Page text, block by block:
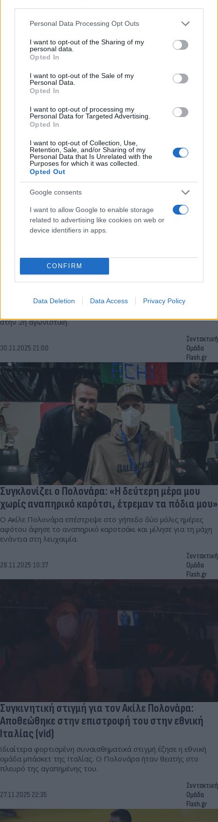
Please note that this website/app uses one or more Google
not limited to your visit or usage behaviour. You may click to
grant or deny consent to Google and its third-party tags to
use your data for below specified purposes in below Google
consent section.
Personal Data Processing Opt Outs
I want to opt-out of the Sharing of my
personal data.
Opted In
I want to opt-out of the Sale of my
Personal Data.
Opted In
I want to opt-out of processing my
Personal Data for Targeted Advertising.
Opted In
I want to opt-out of Collection, Use,
Retention, Sale, and/or Sharing of my
Personal Data that Is Unrelated with the
Purposes for which it was collected.
Opted Out
Google consents
I want to allow Google to enable storage
related to advertising like cookies on web or
device identifiers in apps.
CONFIRM
Data Deletion Data Access Privacy Policy
Προκριματικά Μουντομπάσκετ: Live η
αναμέτρηση της Εθνικής Ελλάδας απέναντι στο
Η Εθνική μας ομάδα θέλει να κάνει το 3/3 στον όμιλο της, ώστε
να φτάσει ακόμα πιο κοντά στη τελική φάση του
27.02.2026 18:50
Πορτογαλία - Ελλάδα 68-76: «Ψυχωμένο» διπλό
της γαλανόλευκης με πρωταγωνιστή τον
Λαρεντζάκη
Η Εθνική Ελλάδας έκανε το «2 στα 2» στα προκριματικά του
στην 2η αγωνιστική.
30.11.2025 21:00
Συντακτική
Ομάδα
Flash.gr
Συγκλονίζει ο Πολονάρα: «Η δεύτερη μέρα μου
χωρίς αναπηρικό καρότσι, έτρεμαν τα πόδια μου»
Ο Ακίλε Πολονάρα επέστρεψε στο γήπεδο δύο μόλις ημέρες
αφότου άφησε το αναπηρικό καροτσάκι και μίλησε για τη μάχη
ενάντια στη λευχαιμία.
28.11.2025 10:37
Συντακτική
Ομάδα
Flash.gr
Συγκινητική στιγμή για τον Ακίλε Πολονάρα:
Αποθεώθηκε στην επιστροφή του στην εθνική
Ιταλίας (vid)
Ιδιαίτερα φορτισμένη συναισθηματικά στιγμή έζησε η εθνική
ομάδα μπάσκετ της Ιταλίας. Ο Πολονάρα ήταν θεατής στο
πλευρό της αγαπημένης του.
27.11.2025 22:35
Συντακτική
Ομάδα
Flash.gr